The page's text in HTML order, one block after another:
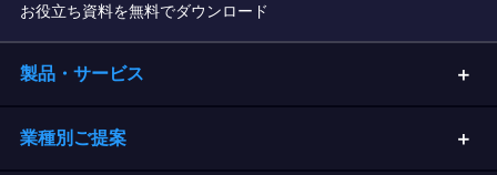
お役立ち資料を無料でダウンロード
製品・サービス
業種別ご提案